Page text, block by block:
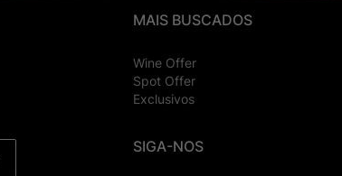
MAIS BUSCADOS
Wine Offer
Spot Offer
Exclusivos
SIGA-NOS